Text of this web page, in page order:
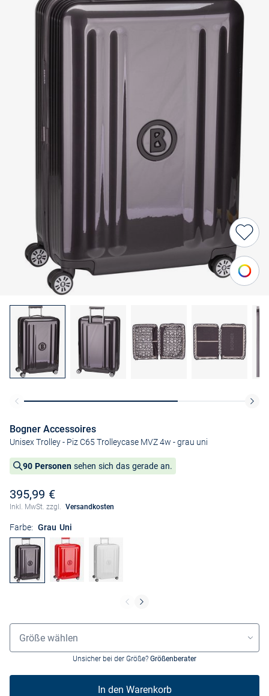
Bogner Accessoires
Unisex Trolley - Piz C65 Trolleycase MVZ 4w - grau uni
90 Personen sehen sich das gerade an.
395,99 €
Inkl. MwSt. zzgl. Versandkosten
Farbe: Grau Uni
Grössenauswahl
Größe wählen
Unsicher bei der Größe? Größenberater
In den Warenkorb